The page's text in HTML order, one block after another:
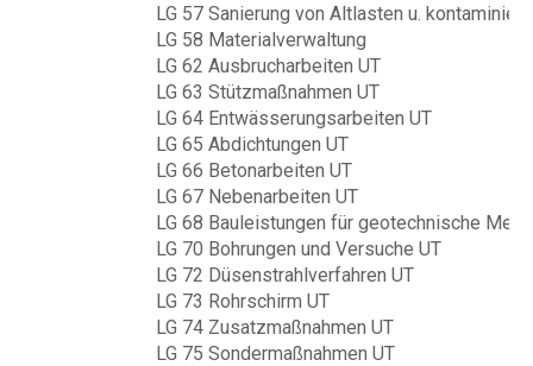
LG 57 Sanierung von Altlasten u.
LG 58 Materialverwaltung
LG 62 Ausbrucharbeiten UT
LG 63 Stützmaßnahmen UT
LG 64 Entwässerungsarbeiten UT
LG 65 Abdichtungen UT
LG 66 Betonarbeiten UT
LG 67 Nebenarbeiten UT
LG 68 Bauleistungen für geotechnische
LG 70 Bohrungen und Versuche UT
LG 72 Düsenstrahlverfahren UT
LG 73 Rohrschirm UT
LG 74 Zusatzmaßnahmen UT
LG 75 Sondermaßnahmen UT